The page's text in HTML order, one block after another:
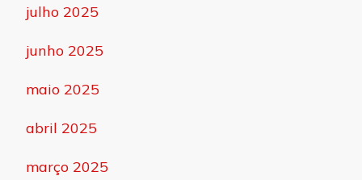
julho 2025
junho 2025
maio 2025
abril 2025
março 2025